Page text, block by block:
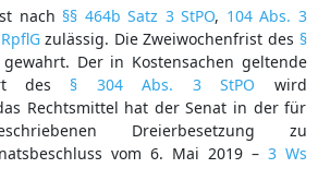
nach §§ 464b Satz 3 StPO, 104 Abs. 3
zulässig. Die Zweiwochenfrist des §
Der in Kostensachen geltende
des § 304 Abs. 3 StPO wird
Rechtsmittel hat der Senat in der für
Dreierbesetzung zu
vom 6. Mai 2019 – 3 Ws